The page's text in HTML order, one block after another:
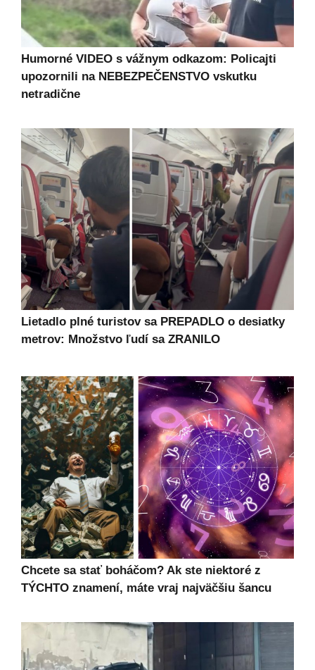
Humorné VIDEO s vážnym odkazom: Policajti
upozornili na NEBEZPEČENSTVO vskutku
netradične
Lietadlo plné turistov sa PREPADLO o desiatky
metrov: Množstvo ľudí sa ZRANILO
Chcete sa stať boháčom? Ak ste niektoré z
TÝCHTO znamení, máte vraj najväčšiu šancu